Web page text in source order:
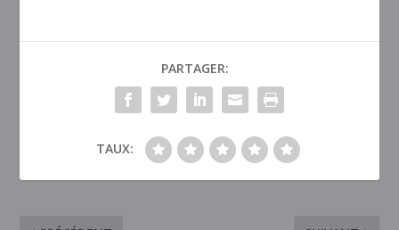
PARTAGER:
TAUX: